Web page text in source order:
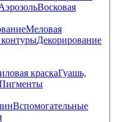
Восковая
Меловая
Декорирование
краскаГуашь,
Вспомогательные